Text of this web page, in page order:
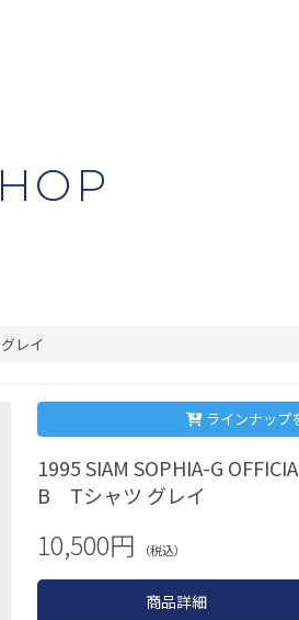
レイ
ラインナップ
1995 SIAM SOPHIA-G
B Tシャツ グレイ
10,500円 （税込）
商品詳細